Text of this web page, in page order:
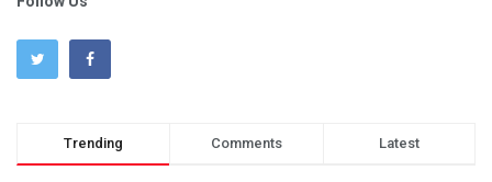
Trending Comments Latest